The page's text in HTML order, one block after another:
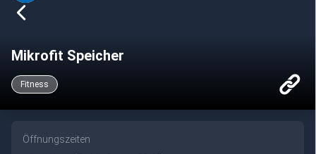
Mikrofit Speicher
Fitness
Öffnungszeiten